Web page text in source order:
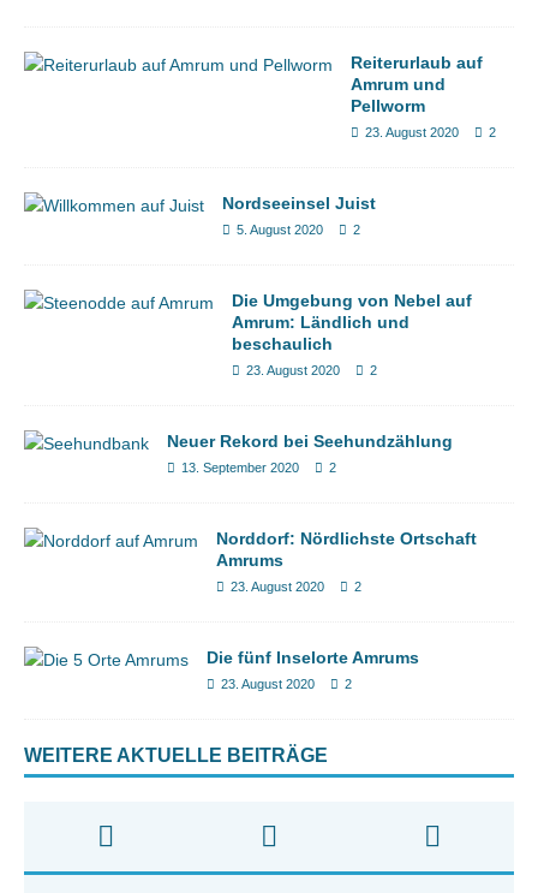
Reiterurlaub auf
Amrum und
Pellworm
23. August 2020 2
Nordseeinsel Juist
5. August 2020 2
Die Umgebung von Nebel auf
Amrum: Ländlich und
beschaulich
23. August 2020 2
Neuer Rekord bei Seehundzählung
13. September 2020 2
Norddorf: Nördlichste Ortschaft
Amrums
23. August 2020 2
Die fünf Inselorte Amrums
23. August 2020 2
WEITERE AKTUELLE BEITRÄGE